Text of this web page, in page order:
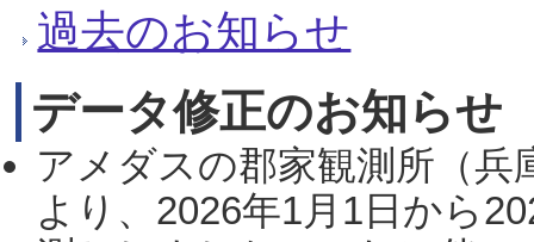
過去のお知らせ
データ修正のお知らせ
アメダスの郡家観測所（
より、2026年1月1日から